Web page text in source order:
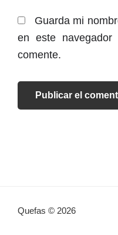
Guarda mi
en este
comente.
Quefas © 2026